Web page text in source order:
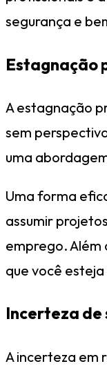
segurança e
Estagnação
A estagnação
sem
uma
Uma forma
assumir
emprego. Além
que você
Incerteza
A incerteza em